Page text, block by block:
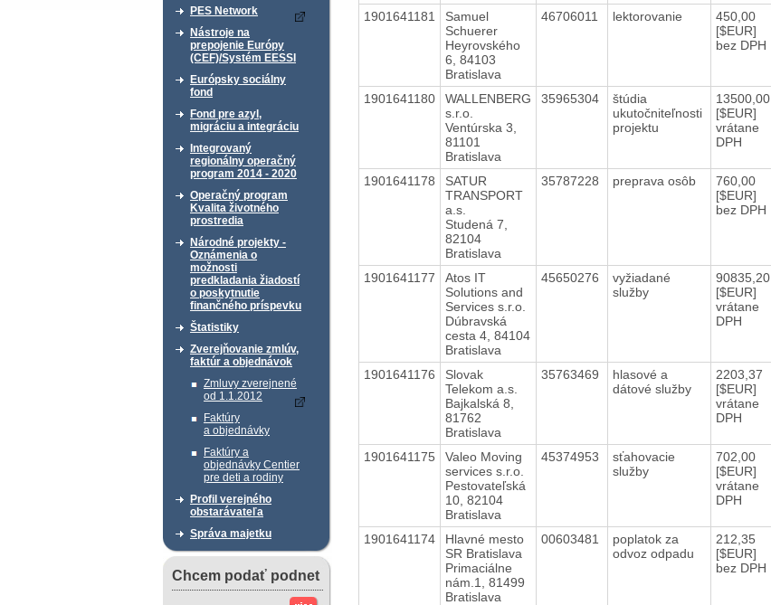
PES Network
Nástroje na
prepojenie Európy
(CEF)/Systém EESSI
Európsky sociálny
fond
Fond pre azyl,
migráciu a integráciu
Integrovaný
regionálny operačný
program 2014 - 2020
Operačný program
Kvalita životného
prostredia
Národné projekty -
Oznámenia o
možnosti
predkladania žiadostí
o poskytnutie
finančného príspevku
Štatistiky
Zverejňovanie zmlúv,
faktúr a objednávok
Zmluvy zverejnené
od 1.1.2012
Faktúry
a objednávky
Faktúry a
objednávky Centier
pre deti a rodiny
Profil verejného
obstarávateľa
Správa majetku
Chcem podať podnet
1901641181
Samuel
Schuerer
Heyrovského
6, 84103
Bratislava
46706011 lektorovanie
450,00
[$EUR]
bez DPH
1901641180
WALLENBERG
s.r.o.
Ventúrska 3,
81101
Bratislava
35965304
štúdia
ukutočniteľnosti
projektu
13500,00
[$EUR]
vrátane
DPH
1901641178
SATUR
TRANSPORT
a.s.
Studená 7,
82104
Bratislava
35787228 preprava osôb
760,00
[$EUR]
bez DPH
1901641177
Atos IT
Solutions and
Services s.r.o.
Dúbravská
cesta 4, 84104
Bratislava
45650276
vyžiadané
služby
90835,20
[$EUR]
vrátane
DPH
1901641176
Slovak
Telekom a.s.
Bajkalská 8,
81762
Bratislava
35763469
hlasové a
dátové služby
2203,37
[$EUR]
vrátane
DPH
1901641175
Valeo Moving
services s.r.o.
Pestovateľská
10, 82104
Bratislava
45374953
sťahovacie
služby
702,00
[$EUR]
vrátane
DPH
1901641174
Hlavné mesto
SR Bratislava
Primaciálne
nám.1, 81499
Bratislava
00603481
poplatok za
odvoz odpadu
212,35
[$EUR]
bez DPH